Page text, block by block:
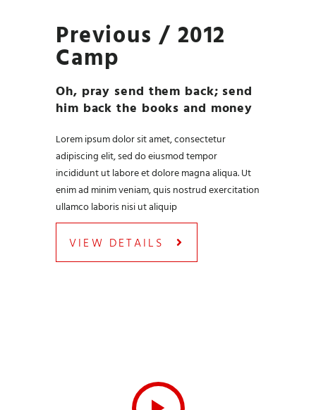
Previous / 2012
Camp
Oh, pray send them back; send
him back the books and money
Lorem ipsum dolor sit amet, consectetur
adipiscing elit, sed do eiusmod tempor
incididunt ut labore et dolore magna aliqua. Ut
enim ad minim veniam, quis nostrud exercitation
ullamco laboris nisi ut aliquip
VIEW DETAILS